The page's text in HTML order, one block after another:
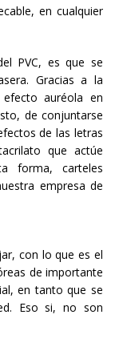
en cualquier
PVC, es que se
Gracias a la
auréola en
de conjuntarse
de las letras
que actúe
forma, carteles
empresa de
con lo que es el
de importante
en tanto que se
Eso si, no son